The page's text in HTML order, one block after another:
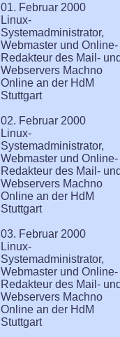
01. Februar 2000
Linux-
Systemadministrator,
Webmaster und Online-
Redakteur des Mail-
Webservers Machno
Online an der HdM
Stuttgart
02. Februar 2000
Linux-
Systemadministrator,
Webmaster und Online-
Redakteur des Mail-
Webservers Machno
Online an der HdM
Stuttgart
03. Februar 2000
Linux-
Systemadministrator,
Webmaster und Online-
Redakteur des Mail-
Webservers Machno
Online an der HdM
Stuttgart